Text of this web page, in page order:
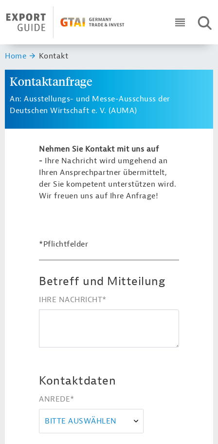
Header Logo
ICON
Sie sind hier:
Home Kontakt
Kontaktanfrage
An: Ausstellungs- und Messe-Ausschuss der
Deutschen Wirtschaft e. V. (AUMA)
Nehmen Sie Kontakt mit uns auf
- Ihre Nachricht wird umgehend an
Ihren Ansprechpartner übermittelt,
der Sie kompetent unterstützen wird.
Wir freuen uns auf Ihre Anfrage!
*Pflichtfelder
Betreff und Mitteilung
IHRE NACHRICHT*
Kontaktdaten
ANREDE*
BITTE AUSWÄHLEN